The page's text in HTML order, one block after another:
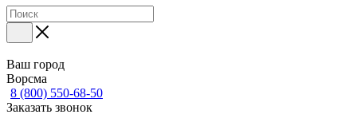
Ваш город
Ворсма
8 (800) 550-68-50
Заказать звонок